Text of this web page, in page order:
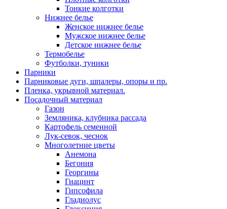
Тонкие колготки
Нижнее белье
Женское нижнее белье
Мужское нижнее белье
Детское нижнее белье
Термобелье
Футболки, туники
Парники
Парниковые дуги, шпалеры, опоры и пр.
Пленка, укрывной материал.
Посадочный материал
Газон
Земляника, клубника рассада
Картофель семенной
Лук-севок, чеснок
Многолетние цветы
Анемона
Бегония
Георгины
Гиацинт
Гипсофила
Гладиолус